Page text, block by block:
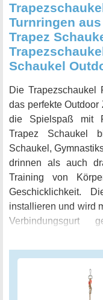
Turnringen
Trapez
Schaukel
Die
das perfekte
die Spielspaß mit
Trapez Schaukel
Schaukel,
drinnen als auch
Training von
Geschicklichkeit.
installieren und wird
Der robuste
sorgen dafür, dass
Ihre Familie
Ringe bestehen